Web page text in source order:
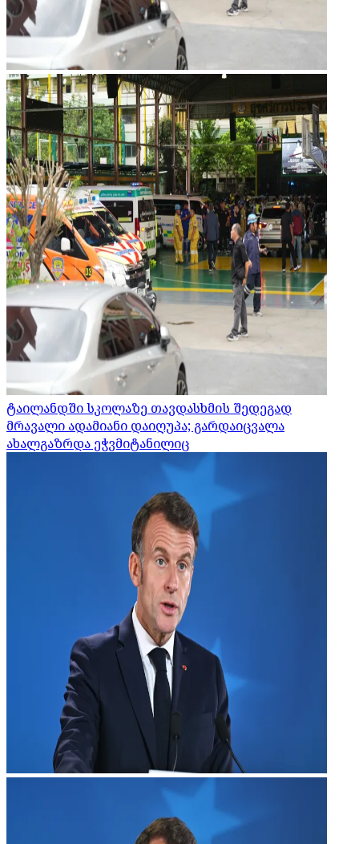
ტაილანდში სკოლაზე თავდასხმის შედეგად
მრავალი ადამიანი დაიღუპა; გარდაიცვალა
ახალგაზრდა ეჭვმიტანილიც